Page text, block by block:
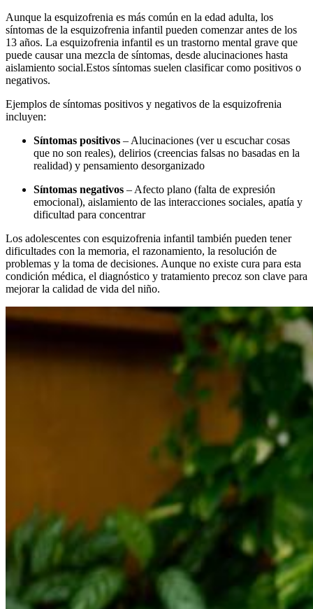
Aunque la esquizofrenia es más común en la edad adulta, los
síntomas de la esquizofrenia infantil pueden comenzar antes de los
13 años. La esquizofrenia infantil es un trastorno mental grave que
puede causar una mezcla de síntomas, desde alucinaciones hasta
aislamiento social.Estos síntomas suelen clasificar como positivos o
negativos.
Ejemplos de síntomas positivos y negativos de la esquizofrenia
incluyen:
Síntomas positivos – Alucinaciones (ver u escuchar cosas
que no son reales), delirios (creencias falsas no basadas en la
realidad) y pensamiento desorganizado
Síntomas negativos – Afecto plano (falta de expresión
emocional), aislamiento de las interacciones sociales, apatía y
dificultad para concentrar
Los adolescentes con esquizofrenia infantil también pueden tener
dificultades con la memoria, el razonamiento, la resolución de
problemas y la toma de decisiones. Aunque no existe cura para esta
condición médica, el diagnóstico y tratamiento precoz son clave para
mejorar la calidad de vida del niño.